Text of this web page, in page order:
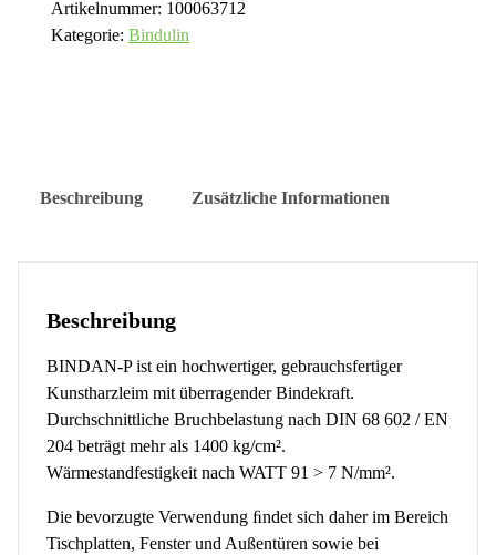
Artikelnummer: 100063712
Kategorie: Bindulin
Beschreibung Zusätzliche Informationen
Beschreibung
BINDAN-P ist ein hochwertiger, gebrauchsfertiger
Kunstharzleim mit überragender Bindekraft.
Durchschnittliche Bruchbelastung nach DIN 68 602 / EN
204 beträgt mehr als 1400 kg/cm².
Wärmestandfestigkeit nach WATT 91 > 7 N/mm².
Die bevorzugte Verwendung ﬁndet sich daher im Bereich
Tischplatten, Fenster und Außentüren sowie bei